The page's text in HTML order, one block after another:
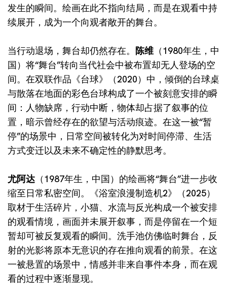
发生的瞬间。绘画在此不指向结局，而是在观看中持
续展开，成为一个向观者敞开的舞台。
当行动退场，舞台却仍然存在。 陈维 （1980年生，中
国）将“舞台”转向当代社会中被布置却无人登场的空
间。在双联作品《台球》（2020）中，倾倒的台球桌
与散落在地面的彩色台球构成了一个被刻意安排的瞬
间：人物缺席，行动中断，物体却占据了叙事的位
置，暗示曾经存在的欲望与活动痕迹。在这一被“暂
停”的场景中，日常空间被转化为对时间停滞、生活
方式变迁以及未来不确定性的静默思考。
尤阿达 （1987年生，中国）的绘画将“舞台”进一步收
缩至日常私密空间。《浴室浪漫制造机2》（2025）
取材于生活碎片，小猫、水流与反光构成一个被安排
的观看情境，画面并未展开叙事，而是停留在一个短
暂却可被反复观看的瞬间。洗手池仿佛临时舞台，反
射的光影将原本无意识的存在推向观看的前景。在这
一被悬置的场景中，情感并非来自事件本身，而在观
看的过程中逐渐显现。